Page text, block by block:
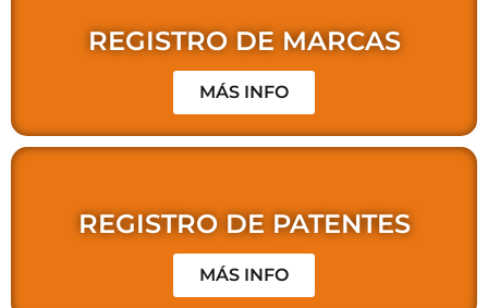
REGISTRO DE MARCAS
MÁS INFO
REGISTRO DE PATENTES
MÁS INFO